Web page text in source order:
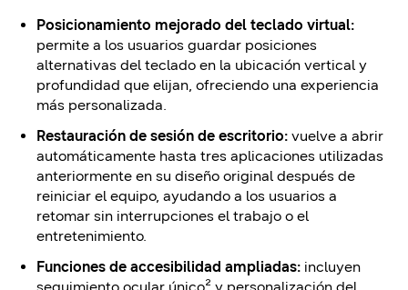
Posicionamiento mejorado del teclado virtual:
permite a los usuarios guardar posiciones
alternativas del teclado en la ubicación vertical y
profundidad que elijan, ofreciendo una experiencia
más personalizada.
Restauración de sesión de escritorio: vuelve a abrir
automáticamente hasta tres aplicaciones utilizadas
anteriormente en su diseño original después de
reiniciar el equipo, ayudando a los usuarios a
retomar sin interrupciones el trabajo o el
entretenimiento.
Funciones de accesibilidad ampliadas: incluyen